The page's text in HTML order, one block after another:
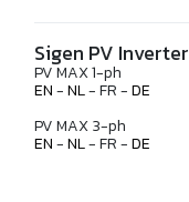
Sigen PV Inverter
PV MAX 1-ph
EN-NL- FR -DE
PV MAX 3-ph
EN-NL- FR -DE